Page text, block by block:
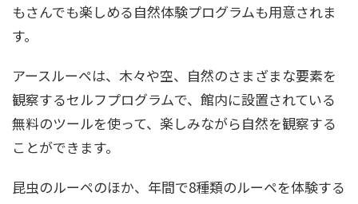
もさんでも楽しめる自然体験プログラムも用意されま
す。
アースルーペは、木々や空、自然のさまざまな要素を
観察するセルフプログラムで、館内に設置されている
無料のツールを使って、楽しみながら自然を観察する
ことができます。
昆虫のルーペのほか、年間で8種類のルーペを体験する